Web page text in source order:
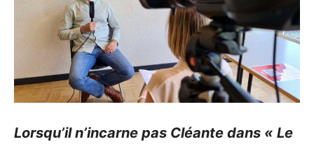
Lorsqu’il n’incarne pas Cléante dans « Le